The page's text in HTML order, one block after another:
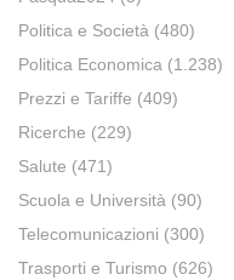
Politica e Società (480)
Politica Economica (1.238)
Prezzi e Tariffe (409)
Ricerche (229)
Salute (471)
Scuola e Università (90)
Telecomunicazioni (300)
Trasporti e Turismo (626)